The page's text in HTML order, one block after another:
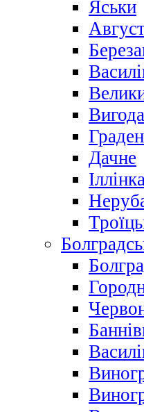
Яськи
Вигода
Дачне